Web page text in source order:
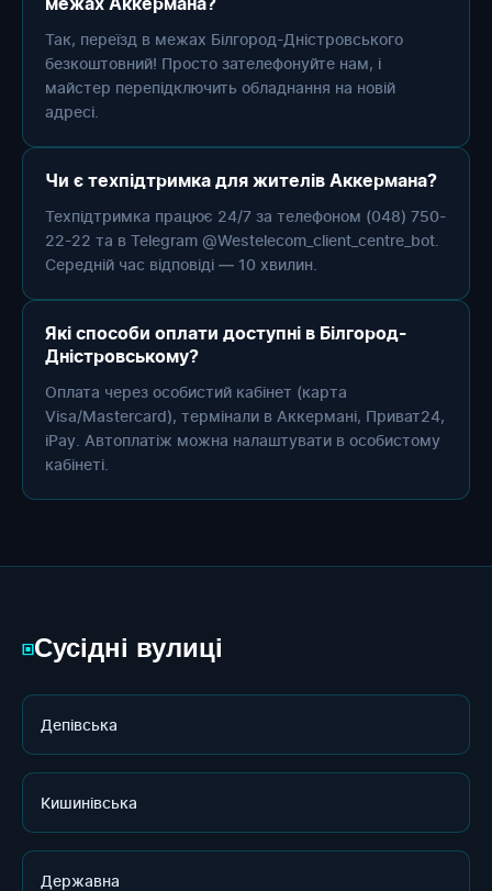
межах Аккермана?
Так, переїзд в межах Білгород-Дністровського
безкоштовний! Просто зателефонуйте нам, і
майстер перепідключить обладнання на новій
адресі.
Чи є техпідтримка для жителів Аккермана?
Техпідтримка працює 24/7 за телефоном (048) 750-
22-22 та в Telegram @Westelecom_client_centre_bot.
Середній час відповіді — 10 хвилин.
Які способи оплати доступні в Білгород-
Дністровському?
Оплата через особистий кабінет (карта
Visa/Mastercard), термінали в Аккермані, Приват24,
iPay. Автоплатіж можна налаштувати в особистому
кабінеті.
▣Сусідні вулиці
Депівська
Кишинівська
Державна